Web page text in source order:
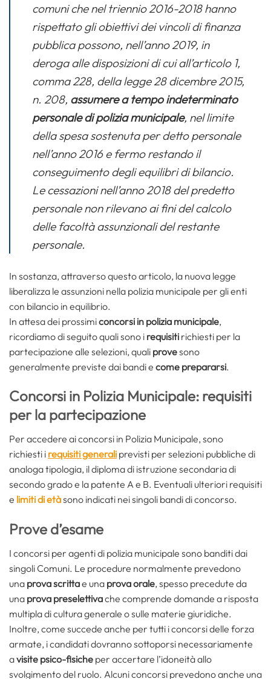
comuni che nel triennio 2016-2018 hanno
rispettato gli obiettivi dei vincoli di finanza
pubblica possono, nell’anno 2019, in
deroga alle disposizioni di cui all’articolo 1,
comma 228, della legge 28 dicembre 2015,
n. 208, assumere a tempo indeterminato
personale di polizia municipale, nel limite
della spesa sostenuta per detto personale
nell’anno 2016 e fermo restando il
conseguimento degli equilibri di bilancio.
Le cessazioni nell’anno 2018 del predetto
personale non rilevano ai fini del calcolo
delle facoltà assunzionali del restante
personale.
In sostanza, attraverso questo articolo, la nuova legge
liberalizza le assunzioni nella polizia municipale per gli enti
con bilancio in equilibrio.
In attesa dei prossimiconcorsi in polizia municipale,
ricordiamo di seguito quali sono i requisiti richiesti per la
partecipazione alle selezioni, quali provesono
generalmente previste dai bandi e come prepararsi.
Concorsi in Polizia Municipale: requisiti
per la partecipazione
Per accedere ai concorsi in Polizia Municipale, sono
richiesti i requisiti generali previsti per selezioni pubbliche di
analoga tipologia, il diploma di istruzione secondaria di
secondo grado e la patente A e B. Eventuali ulteriori requisiti
e limiti di etàsono indicati nei singoli bandi di concorso.
Prove d’esame
I concorsi per agenti di polizia municipale sono banditi dai
singoli Comuni. Le procedure normalmente prevedono
una prova scrittae una prova orale, spesso precedute da
una prova preselettivache comprende domande a risposta
multipla di cultura generale o sulle materie giuridiche.
Inoltre, come succede anche per tutti i concorsi delle forza
armate, i candidati dovranno sottoporsi necessariamente
avisite psico-fisiche per accertare l’idoneità allo
svolgimento del ruolo. Alcuni concorsi prevedono anche una